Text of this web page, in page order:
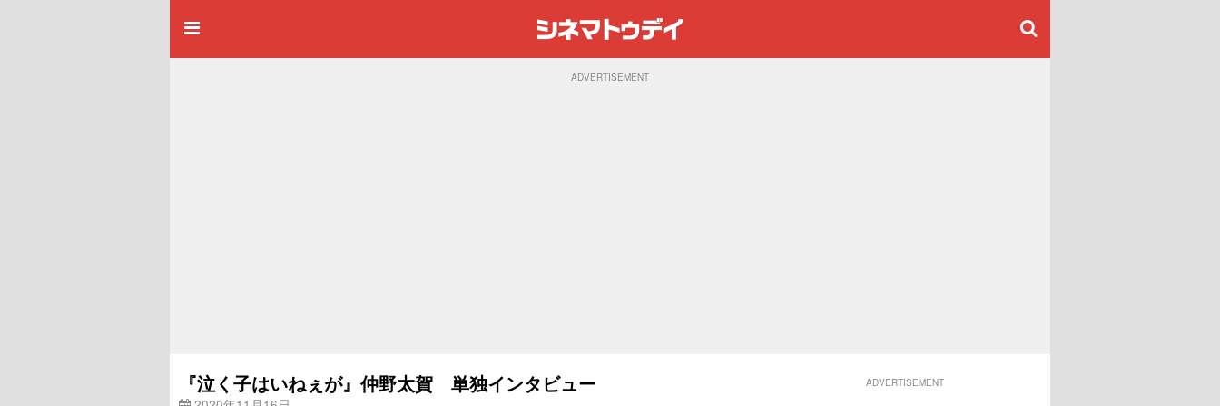
ADVERTISEMENT
『泣く子はいねぇが』仲野太賀 単独インタビュー ADVERTISEMENT